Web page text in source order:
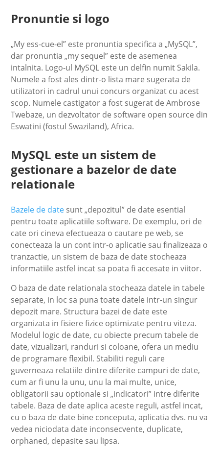
Pronuntie si logo
„My ess-cue-el” este pronuntia specifica a „MySQL”,
dar pronuntia „my sequel” este de asemenea
intalnita. Logo-ul MySQL este un delfin numit Sakila.
Numele a fost ales dintr-o lista mare sugerata de
utilizatori in cadrul unui concurs organizat cu acest
scop. Numele castigator a fost sugerat de Ambrose
Twebaze, un dezvoltator de software open source din
Eswatini (fostul Swaziland), Africa.
MySQL este un sistem de
gestionare a bazelor de date
relationale
Bazele de date sunt „depozitul” de date esential
pentru toate aplicatiile software. De exemplu, ori de
cate ori cineva efectueaza o cautare pe web, se
conecteaza la un cont intr-o aplicatie sau finalizeaza o
tranzactie, un sistem de baza de date stocheaza
informatiile astfel incat sa poata fi accesate in viitor.
O baza de date relationala stocheaza datele in tabele
separate, in loc sa puna toate datele intr-un singur
depozit mare. Structura bazei de date este
organizata in fisiere fizice optimizate pentru viteza.
Modelul logic de date, cu obiecte precum tabele de
date, vizualizari, randuri si coloane, ofera un mediu
de programare flexibil. Stabiliti reguli care
guverneaza relatiile dintre diferite campuri de date,
cum ar fi unu la unu, unu la mai multe, unice,
obligatorii sau optionale si „indicatori” intre diferite
tabele. Baza de date aplica aceste reguli, astfel incat,
cu o baza de date bine conceputa, aplicatia dvs. nu va
vedea niciodata date inconsecvente, duplicate,
orphaned, depasite sau lipsa.